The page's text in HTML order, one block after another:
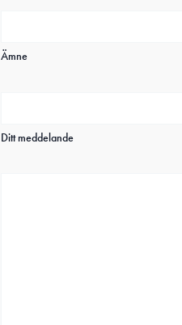
Ämne
Ditt meddelande